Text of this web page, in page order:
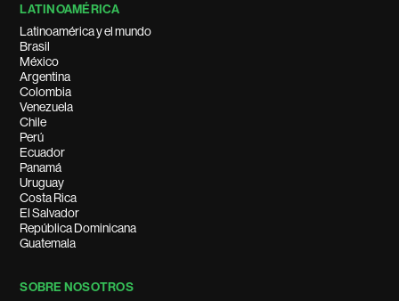
LATINOAMÉRICA
Latinoamérica y el mundo
Brasil
México
Argentina
Colombia
Venezuela
Chile
Perú
Ecuador
Panamá
Uruguay
Costa Rica
El Salvador
República Dominicana
Guatemala
SOBRE NOSOTROS